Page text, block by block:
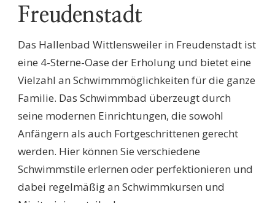
Freudenstadt
Das Hallenbad Wittlensweiler in Freudenstadt ist
eine 4-Sterne-Oase der Erholung und bietet eine
Vielzahl an Schwimmmöglichkeiten für die ganze
Familie. Das Schwimmbad überzeugt durch
seine modernen Einrichtungen, die sowohl
Anfängern als auch Fortgeschrittenen gerecht
werden. Hier können Sie verschiedene
Schwimmstile erlernen oder perfektionieren und
dabei regelmäßig an Schwimmkursen und